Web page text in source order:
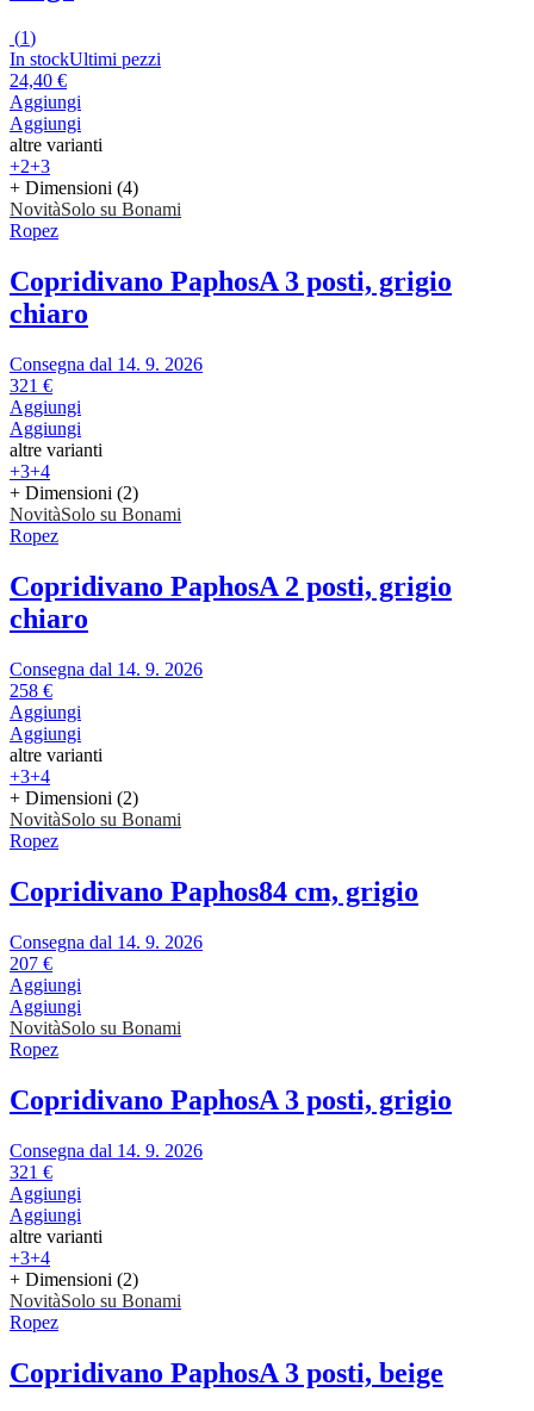
(1)
In stockUltimi pezzi
24,40 €
Aggiungi
Aggiungi
altre varianti
+2+3
+ Dimensioni (4)
NovitàSolo su Bonami
Ropez
Copridivano PaphosA 3 posti, grigio
chiaro
Consegna dal 14. 9. 2026
321 €
Aggiungi
Aggiungi
altre varianti
+3+4
+ Dimensioni (2)
NovitàSolo su Bonami
Ropez
Copridivano PaphosA 2 posti, grigio
chiaro
Consegna dal 14. 9. 2026
258 €
Aggiungi
Aggiungi
altre varianti
+3+4
+ Dimensioni (2)
NovitàSolo su Bonami
Ropez
Copridivano Paphos84 cm, grigio
Consegna dal 14. 9. 2026
207 €
Aggiungi
Aggiungi
NovitàSolo su Bonami
Ropez
Copridivano PaphosA 3 posti, grigio
Consegna dal 14. 9. 2026
321 €
Aggiungi
Aggiungi
altre varianti
+3+4
+ Dimensioni (2)
NovitàSolo su Bonami
Ropez
Copridivano PaphosA 3 posti, beige